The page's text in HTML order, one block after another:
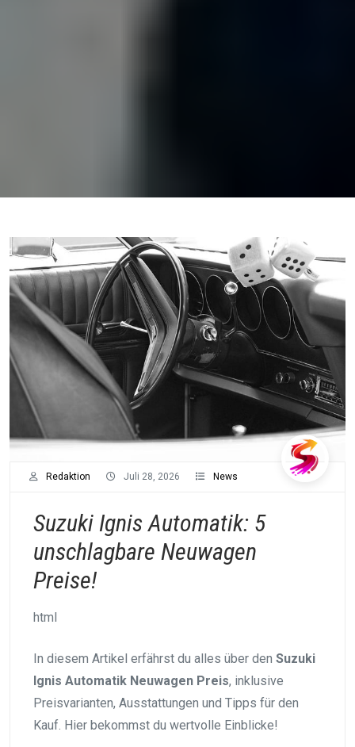
Redaktion Juli 28, 2026 News
Suzuki Ignis Automatik: 5
unschlagbare Neuwagen
Preise!
html
In diesem Artikel erfährst du alles über den Suzuki
Ignis Automatik Neuwagen Preis, inklusive
Preisvarianten, Ausstattungen und Tipps für den
Kauf. Hier bekommst du wertvolle Einblicke!